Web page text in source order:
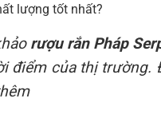
lượng tốt nhất?
rượu rắn Pháp
điểm của thị trường.